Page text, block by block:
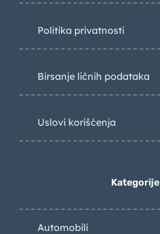
Politika privatnosti
Birsanje ličnih podataka
Uslovi korišćenja
Kategorije
Automobili